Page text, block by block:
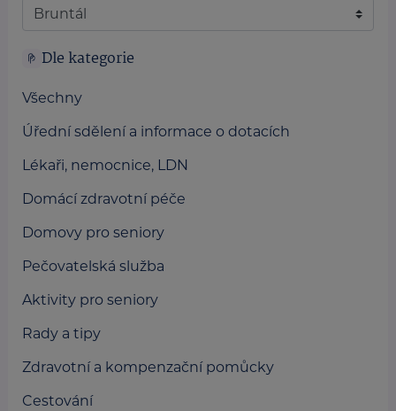
Dle kategorie
Všechny
Úřední sdělení a informace o dotacích
Lékaři, nemocnice, LDN
Domácí zdravotní péče
Domovy pro seniory
Pečovatelská služba
Aktivity pro seniory
Rady a tipy
Zdravotní a kompenzační pomůcky
Cestování